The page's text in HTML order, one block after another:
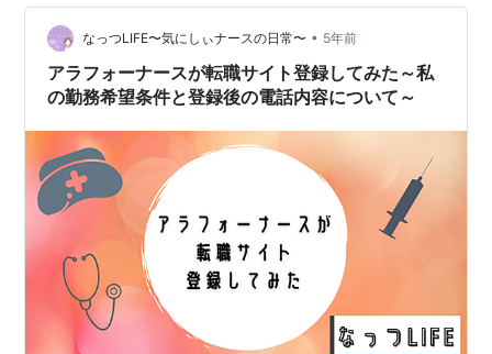
昇段試験の練習に励んでいました。 この２週間、詰めて
頑張っていました。 こんなに真剣に頑張ったのは久しぶ
りだった〜 かなり肩こ…
なっつLIFE〜気にしぃナースの日常〜 • 5年前
アラフォーナースが転職サイト登録してみた～私
の勤務希望条件と登録後の電話内容について～